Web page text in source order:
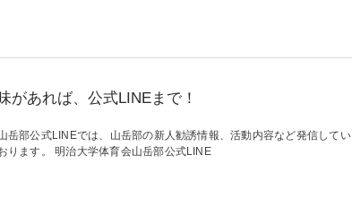
があれば、公式LINEまで！
岳部公式LINEでは、山岳部の新人勧誘情報、活動内容など発信して
ります。 明治大学体育会山岳部公式LINE